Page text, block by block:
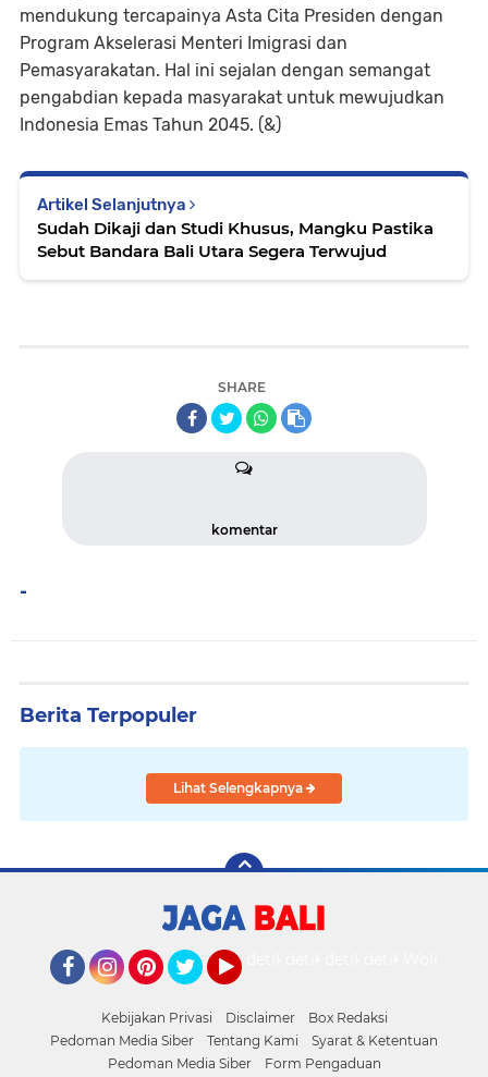
mendukung tercapainya Asta Cita Presiden dengan
Program Akselerasi Menteri Imigrasi dan
Pemasyarakatan. Hal ini sejalan dengan semangat
pengabdian kepada masyarakat untuk mewujudkan
Indonesia Emas Tahun 2045. (&)
Artikel Selanjutnya
Sudah Dikaji dan Studi Khusus, Mangku Pastika
Sebut Bandara Bali Utara Segera Terwujud
SHARE
komentar
-
Berita Terpopuler
Lihat Selengkapnya
Kebijakan Privasi Disclaimer
Box Redaksi
Pedoman Media Siber
Tentang Kami
Syarat & Ketentuan
Pedoman Media Siber
Form Pengaduan